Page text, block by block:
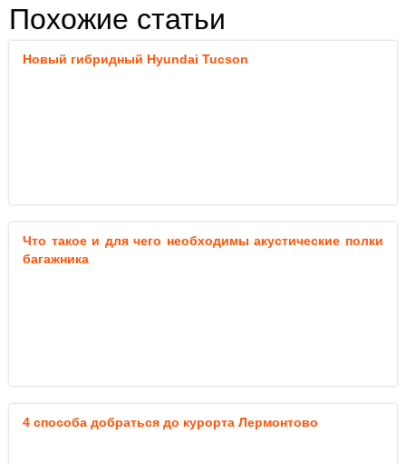
Похожие статьи
Новый гибридный Hyundai Tucson
Что такое и для чего необходимы акустические полки
багажника
4 способа добраться до курорта Лермонтово